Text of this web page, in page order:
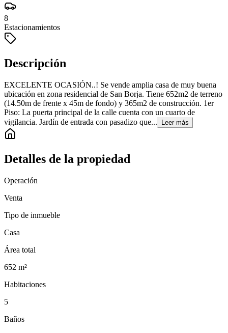
8
Estacionamientos
Descripción
EXCELENTE OCASIÓN..! Se vende amplia casa de muy buena
ubicación en zona residencial de San Borja. Tiene 652m2 de terreno
(14.50m de frente x 45m de fondo) y 365m2 de construcción. 1er
Piso: La puerta principal de la calle cuenta con un cuarto de
vigilancia. Jardín de entrada con pasadizo que...
Leer más
Detalles de la propiedad
Operación
Venta
Tipo de inmueble
Casa
Área total
652 m²
Habitaciones
5
Baños